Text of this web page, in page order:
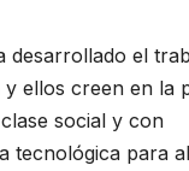
desarrollado el
ellos creen en la
social y con
tecnológica para